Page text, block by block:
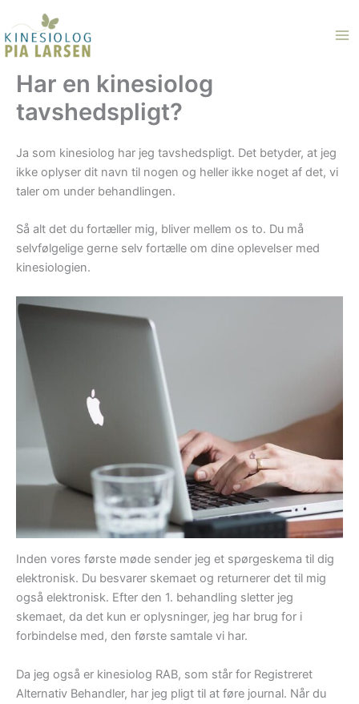
indholdet
Har en kinesiolog
tavshedspligt?
Ja som kinesiolog har jeg tavshedspligt. Det betyder, at jeg
ikke oplyser dit navn til nogen og heller ikke noget af det, vi
taler om under behandlingen.
Så alt det du fortæller mig, bliver mellem os to. Du må
selvfølgelige gerne selv fortælle om dine oplevelser med
kinesiologien.
Inden vores første møde sender jeg et spørgeskema til dig
elektronisk. Du besvarer skemaet og returnerer det til mig
også elektronisk. Efter den 1. behandling sletter jeg
skemaet, da det kun er oplysninger, jeg har brug for i
forbindelse med, den første samtale vi har.
Da jeg også er kinesiolog RAB, som står for Registreret
Alternativ Behandler, har jeg pligt til at føre journal. Når du